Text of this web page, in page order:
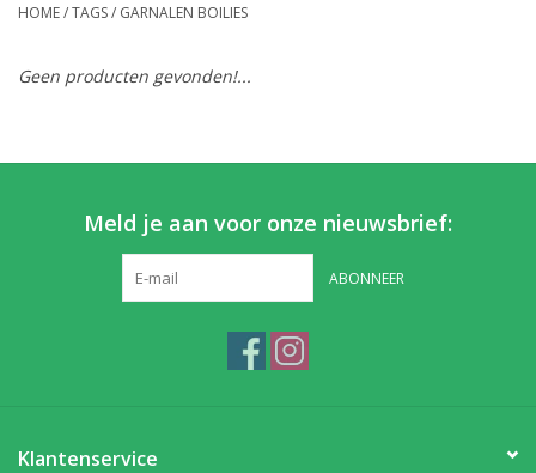
Wafters
HOME/TAGS/ GARNALEN BOILIES
Geen producten gevonden!...
Meld je aan voor onze nieuwsbrief:
ABONNEER
Klantenservice